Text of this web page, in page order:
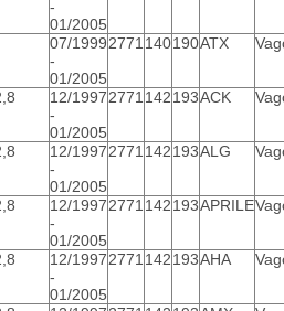
-
01/2005
07/1999
-
01/2005
2771140190ATX
12/1997
-
01/2005
2771142193ACK
12/1997
-
01/2005
2771142193ALG
12/1997
-
01/2005
2771142193APRILE
12/1997
-
01/2005
2771142193AHA